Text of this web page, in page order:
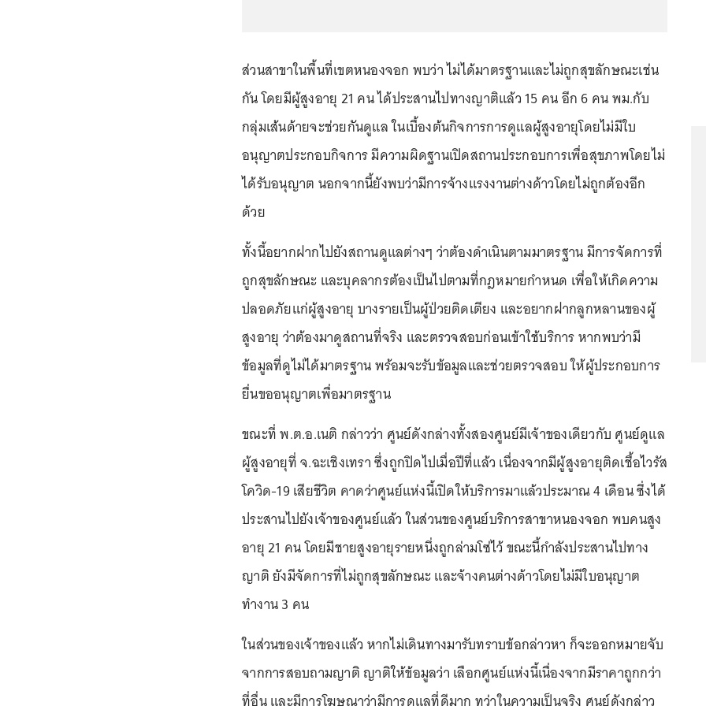
ส่วนสาขาในพื้นที่เขตหนองจอก พบว่า ไม่ได้มาตรฐานและไม่ถูกสุขลักษณะเช่น
กัน โดยมีผู้สูงอายุ 21 คน ได้ประสานไปทางญาติแล้ว 15 คน อีก 6 คน พม.กับ
กลุ่มเส้นด้ายจะช่วยกันดูแล ในเบื้องต้นกิจการการดูแลผู้สูงอายุโดยไม่มีใบ
อนุญาตประกอบกิจการ มีความผิดฐานเปิดสถานประกอบการเพื่อสุขภาพโดยไม่
ได้รับอนุญาต นอกจากนี้ยังพบว่ามีการจ้างแรงงานต่างด้าวโดยไม่ถูกต้องอีก
ด้วย
ทั้งนี้อยากฝากไปยังสถานดูแลต่างๆ ว่าต้องดำเนินตามมาตรฐาน มีการจัดการที่
ถูกสุขลักษณะ และบุคลากรต้องเป็นไปตามที่กฎหมายกำหนด เพื่อให้เกิดความ
ปลอดภัยแก่ผู้สูงอายุ บางรายเป็นผู้ป่วยติดเตียง และอยากฝากลูกหลานของผู้
สูงอายุ ว่าต้องมาดูสถานที่จริง และตรวจสอบก่อนเข้าใช้บริการ หากพบว่ามี
ข้อมูลที่ดูไม่ได้มาตรฐาน พร้อมจะรับข้อมูลและช่วยตรวจสอบ ให้ผู้ประกอบการ
ยื่นขออนุญาตเพื่อมาตรฐาน
ขณะที่ พ.ต.อ.เนติ กล่าวว่า ศูนย์ดังกล่างทั้งสองศูนย์มีเจ้าของเดียวกับ ศูนย์ดูแล
ผู้สูงอายุที่ จ.ฉะเชิงเทรา ซึ่งถูกปิดไปเมื่อปีที่แล้ว เนื่องจากมีผู้สูงอายุติดเชื้อไวรัส
โควิด-19 เสียชีวิต คาดว่าศูนย์แห่งนี้เปิดให้บริการมาแล้วประมาณ 4 เดือน ซึ่งได้
ประสานไปยังเจ้าของศูนย์แล้ว ในส่วนของศูนย์บริการสาขาหนองจอก พบคนสูง
อายุ 21 คน โดยมีชายสูงอายุรายหนึ่งถูกล่ามโซ่ไว้ ขณะนี้กำลังประสานไปทาง
ญาติ ยังมีจัดการที่ไม่ถูกสุขลักษณะ และจ้างคนต่างด้าวโดยไม่มีใบอนุญาต
ทำงาน 3 คน
ในส่วนของเจ้าของแล้ว หากไม่เดินทางมารับทราบข้อกล่าวหา ก็จะออกหมายจับ
จากการสอบถามญาติ ญาติให้ข้อมูลว่า เลือกศูนย์แห่งนี้เนื่องจากมีราคาถูกกว่า